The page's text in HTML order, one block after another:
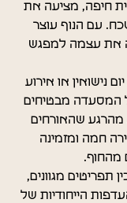
חיפה, מציעה את
עם הנוף עוצר
את עצמה למפגש
נישואין או אירוע
המסעדה מבטיחים
עבור עד 120 אורחים. מהרגע שהאורחים
חמה ומזמינה
מהחוף.
תפריטים מגוונים,
הייחודיות של